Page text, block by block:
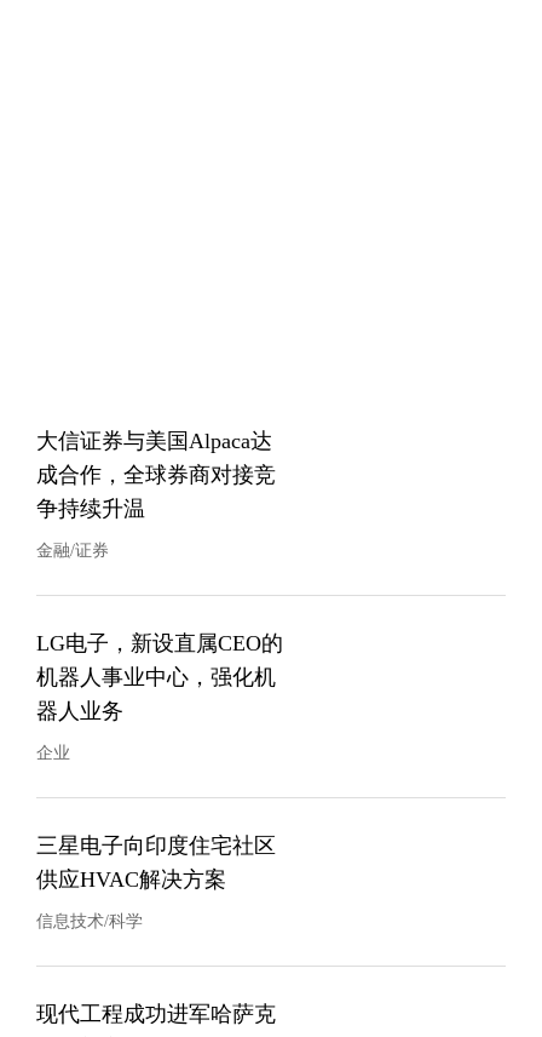
大信证券与美国Alpaca达
成合作，全球券商对接竞
争持续升温
金融/证券
LG电子，新设直属CEO的
机器人事业中心，强化机
器人业务
企业
三星电子向印度住宅社区
供应HVAC解决方案
信息技术/科学
现代工程成功进军哈萨克